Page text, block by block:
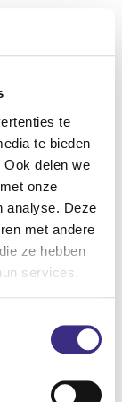
te
te bieden
delen we
onze
analyse. Deze
met andere
ze hebben
services.